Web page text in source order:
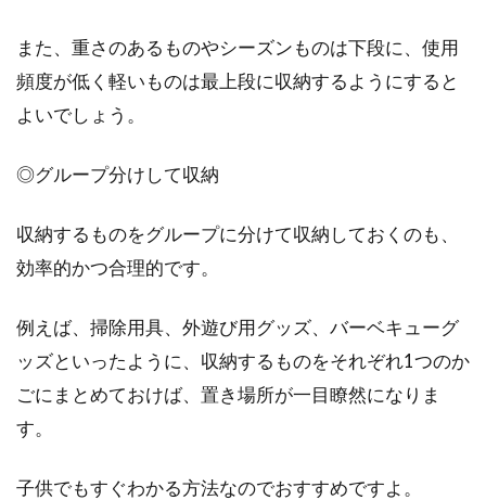
また、重さのあるものやシーズンものは下段に、使用
頻度が低く軽いものは最上段に収納するようにすると
よいでしょう。
◎グループ分けして収納
収納するものをグループに分けて収納しておくのも、
効率的かつ合理的です。
例えば、掃除用具、外遊び用グッズ、バーベキューグ
ッズといったように、収納するものをそれぞれ1つのか
ごにまとめておけば、置き場所が一目瞭然になりま
す。
子供でもすぐわかる方法なのでおすすめですよ。